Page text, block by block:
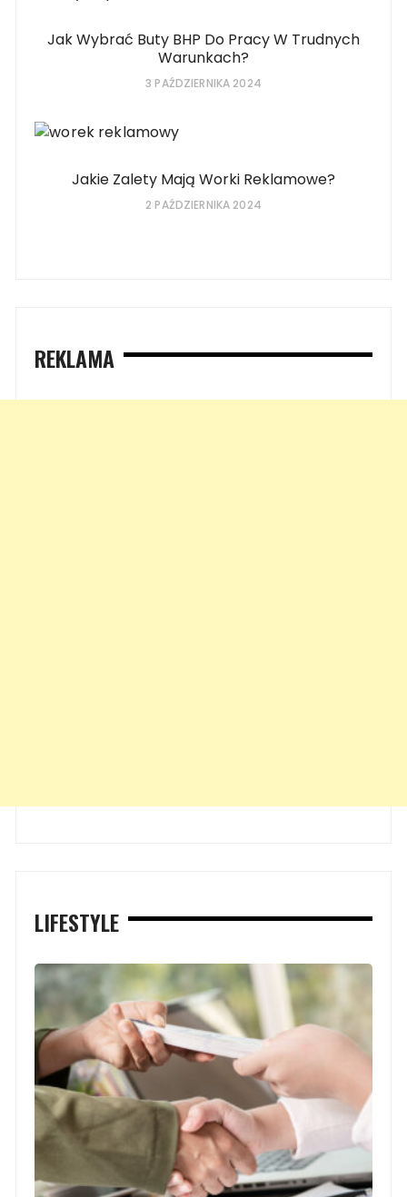
Jak Wybrać Buty BHP Do Pracy W Trudnych
Warunkach?
3 PAŹDZIERNIKA 2024
Jakie Zalety Mają Worki Reklamowe?
2 PAŹDZIERNIKA 2024
REKLAMA
LIFESTYLE